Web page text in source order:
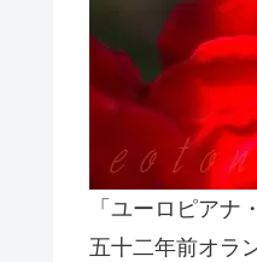
「ユーロピアナ
五十二年前オラ